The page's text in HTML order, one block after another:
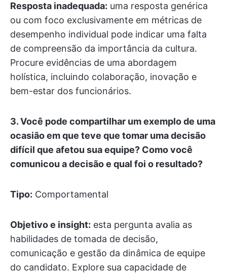
Resposta inadequada: uma resposta genérica
ou com foco exclusivamente em métricas de
desempenho individual pode indicar uma falta
de compreensão da importância da cultura.
Procure evidências de uma abordagem
holística, incluindo colaboração, inovação e
bem-estar dos funcionários.
3.Você pode compartilhar um exemplo de uma
ocasião em que teve que tomar uma decisão
difícil que afetou sua equipe? Como você
comunicou a decisão e qual foi o resultado?
Tipo: Comportamental
Objetivo e insight: esta pergunta avalia as
habilidades de tomada de decisão,
comunicação e gestão da dinâmica de equipe
do candidato. Explore sua capacidade de